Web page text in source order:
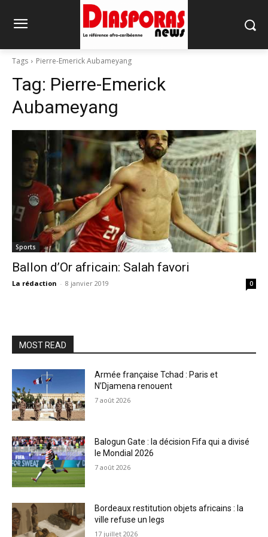
Tags Pierre-Emerick Aubameyang
Tag: Pierre-Emerick
Aubameyang
Sports
Ballon d’Or africain: Salah favori
La rédaction - 8 janvier 2019 0
MOST READ
Armée française Tchad : Paris et
N’Djamena renouent
7 août 2026
Balogun Gate : la décision Fifa qui a divisé
le Mondial 2026
7 août 2026
Bordeaux restitution objets africains : la
ville refuse un legs
17 juillet 2026